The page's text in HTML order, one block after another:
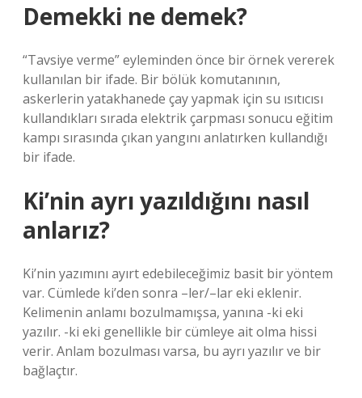
Demekki ne demek?
“Tavsiye verme” eyleminden önce bir örnek vererek
kullanılan bir ifade. Bir bölük komutanının,
askerlerin yatakhanede çay yapmak için su ısıtıcısı
kullandıkları sırada elektrik çarpması sonucu eğitim
kampı sırasında çıkan yangını anlatırken kullandığı
bir ifade.
Ki’nin ayrı yazıldığını nasıl
anlarız?
Ki’nin yazımını ayırt edebileceğimiz basit bir yöntem
var. Cümlede ki’den sonra –ler/–lar eki eklenir.
Kelimenin anlamı bozulmamışsa, yanına -ki eki
yazılır. -ki eki genellikle bir cümleye ait olma hissi
verir. Anlam bozulması varsa, bu ayrı yazılır ve bir
bağlaçtır.